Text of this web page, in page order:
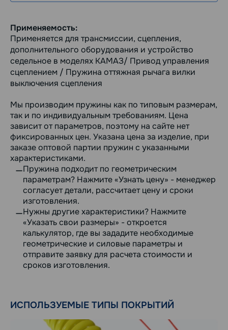
Применяемость:
Применяется для трансмиссии, сцепления,
дополнительного оборудования и устройство
седельное в моделях КАМАЗ/ Привод управления
сцеплением / Пружина оттяжная рычага вилки
выключения сцепления
Мы производим пружины как по типовым размерам,
так и по индивидуальным требованиям. Цена
зависит от параметров, поэтому на сайте нет
фиксированных цен. Указана цена за изделие, при
заказе оптовой партии пружин с указанными
характеристиками.
Пружина подходит по геометрическим
параметрам? Нажмите «Узнать цену» - менеджер
согласует детали, рассчитает цену и сроки
изготовления.
Нужны другие характеристики? Нажмите
«Указать свои размеры» - откроется
калькулятор, где вы зададите необходимые
геометрические и силовые параметры и
отправите заявку для расчета стоимости и
сроков изготовления.
ИСПОЛЬЗУЕМЫЕ ТИПЫ ПОКРЫТИЙ